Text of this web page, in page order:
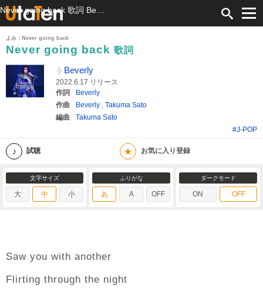
よみ：Never going back
Never going back 歌詞
Beverly
2022.6.17 リリース
作詞
Beverly
作曲
Beverly , Takuma Sato
編曲
Takuma Sato
#J-POP
試聴 ★ お気に入り登録
文字サイズ
大 中 小
ふりがな
あ A OFF
ダークモード
ON OFF
Saw you with another
Flirting through the night